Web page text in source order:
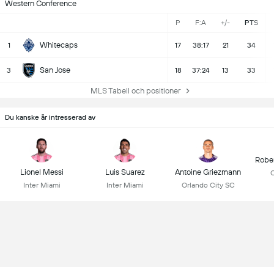
Western Conference
P F:A +/- PTS
1 Whitecaps 17 38:17 21 34
3 San Jose 18 37:24 13 33
MLS Tabell och positioner
Du kanske är intresserad av
Lionel Messi
Inter Miami
Luis Suarez
Inter Miami
Antoine Griezmann
Orlando City SC